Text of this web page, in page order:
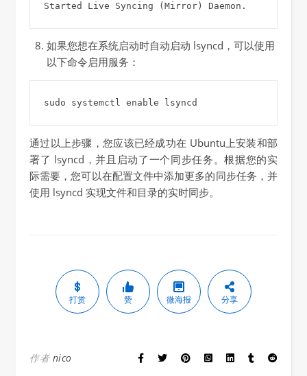
如果您想在系统启动时自动启动 lsyncd，可以使用
以下命令启用服务：
通过以上步骤，您应该已经成功在 Ubuntu上安装和部
署了 lsyncd，并且启动了一个同步任务。根据您的实
际需要，您可以在配置文件中添加更多的同步任务，并
使用 lsyncd 实现文件和目录的实时同步。
打赏 赞 微海报 分享
作者 nico